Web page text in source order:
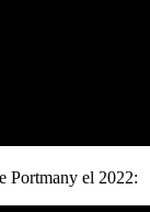
Portmany el 2022: